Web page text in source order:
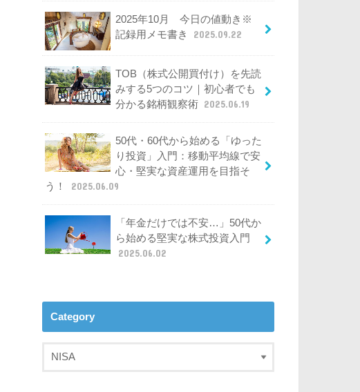
2025年10月 今日の値動き※
記録用メモ書き
2025.09.22
TOB（株式公開買付け）を先読
みする5つのコツ｜初心者でも
分かる銘柄観察術 2025.06.19
50代・60代から始める「ゆった
り投資」入門：移動平均線で安
心・堅実な資産運用を目指そ
う！
2025.06.09
「年金だけでは不安…」50代か
ら始める堅実な株式投資入門
2025.06.02
Category